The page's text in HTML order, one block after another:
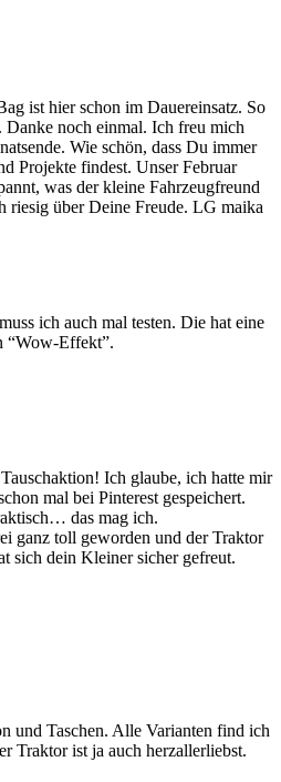
ist hier schon im Dauereinsatz. So
Danke noch einmal. Ich freu mich
Wie schön, dass Du immer
Projekte findest. Unser Februar
was der kleine Fahrzeugfreund
riesig über Deine Freude. LG maika
ich auch mal testen. Die hat eine
“Wow-Effekt”.
Ich glaube, ich hatte mir
mal bei Pinterest gespeichert.
das mag ich.
ganz toll geworden und der Traktor
sich dein Kleiner sicher gefreut.
und Taschen. Alle Varianten find ich
Traktor ist ja auch herzallerliebst.